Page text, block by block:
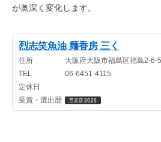
が奥深く変化します。